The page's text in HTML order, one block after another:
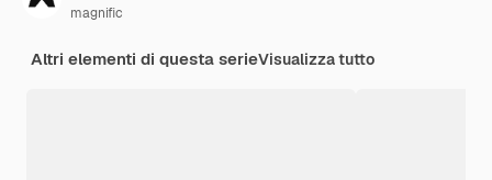
magnific
Altri elementi di questa serieVisualizza tutto